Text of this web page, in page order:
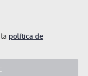
política de